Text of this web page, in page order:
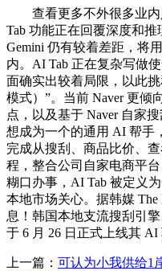
查看更多不外很多业内
Tab 功能正在回覆深度和推
Gemini 仍有较着差距，将
内。AI Tab 正在复杂写做
面确实出较着局限，以此
模式）”。当前 Naver 更倾
点，以及基于 Naver 自家
想成为一个的通用 AI 帮手
完成从搜刮、商品比价、
程，整合公司自家电商平
糊口办事，AI Tab 被定义
本地市场关心。据韩媒
息！韩国本地支流搜刮引
于 6 月 26 日正式上线其 AI
上一篇： 可认为小我供给1